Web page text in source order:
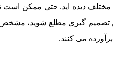
مختلف دیده اید. حتی ممکن
تصمیم گیری مطلع شوید، مشخص
می کنند.